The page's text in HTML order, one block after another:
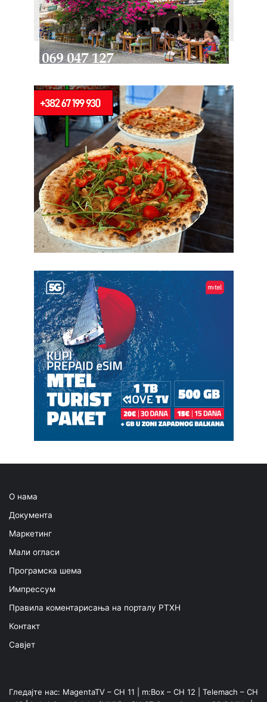
О нама
Документа
Маркетинг
Мали огласи
Програмска шема
Импрессум
Правила коментарисања на порталу РТХН
Контакт
Савјет
Гледајте нас: MagentaTV – CH 11 | m:Box – CH 12 | Telemach – CH